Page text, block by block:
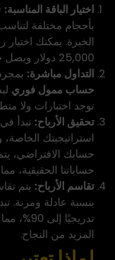
اختيار الباقة المناسبة:
بأحجام مختلفة
الخبرة. يمكنك
25,000 دولار ويصل حتى مليون دولار.
التداول مباشرة:
حساب ممول فوري
توجد اختبارات ولا
تحقيق الأرباح: تبدأ
استراتيجيتك
حسابك الافتراضي،
حساباتنا الحقيقية،
تقاسم الأرباح: يتم
تدريجيًا
المزيد من النجاح.